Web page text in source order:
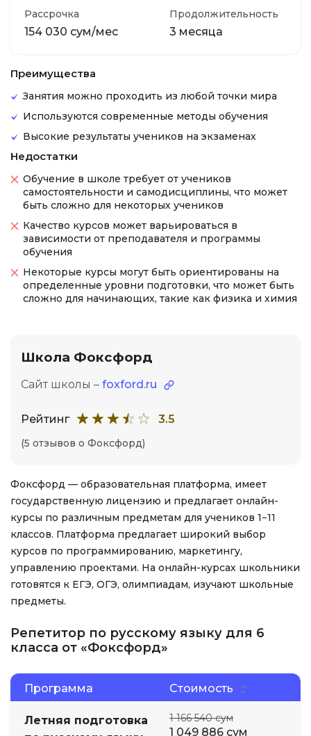
Рассрочка
154 030 сум/мес
Продолжительность
3 месяца
Преимущества
Занятия можно проходить из любой точки мира
Используются современные методы обучения
Высокие результаты учеников на экзаменах
Недостатки
Обучение в школе требует от учеников
самостоятельности и самодисциплины, что может
быть сложно для некоторых учеников
Качество курсов может варьироваться в
зависимости от преподавателя и программы
обучения
Некоторые курсы могут быть ориентированы на
определенные уровни подготовки, что может быть
сложно для начинающих, такие как физика и химия
Школа Фоксфорд
Сайт школы – foxford.ru
Рейтинг 3.5
(5 отзывов о Фоксфорд)
Фоксфорд — образовательная платформа, имеет
государственную лицензию и предлагает онлайн-
курсы по различным предметам для учеников 1−11
классов. Платформа предлагает широкий выбор
курсов по программированию, маркетингу,
управлению проектами. На онлайн-курсах школьники
готовятся к ЕГЭ, ОГЭ, олимпиадам, изучают школьные
предметы.
Репетитор по русскому языку для 6
класса от «Фоксфорд»
Программа Стоимость
Летняя подготовка
1 166 540 сум
1 049 886 сум